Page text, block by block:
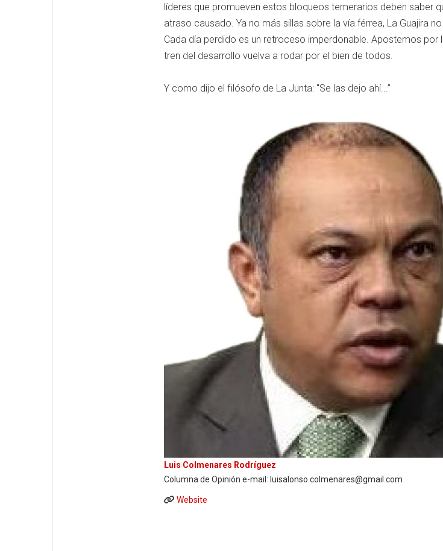
líderes que promueven estos bloqueos temerarios deben saber
atraso causado. Ya no más sillas sobre la vía férrea, La Guajira
Cada día perdido es un retroceso imperdonable. Apostemos por
tren del desarrollo vuelva a rodar por el bien de todos.
Y como dijo el filósofo de La Junta: "Se las dejo ahí...”
Luis Colmenares Rodríguez
Columna de Opinión e-mail: luisalonso.colmenares@gmail.com
Website